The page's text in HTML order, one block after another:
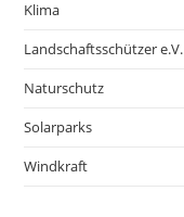
Klima
Landschaftsschützer e.V.
Naturschutz
Solarparks
Windkraft